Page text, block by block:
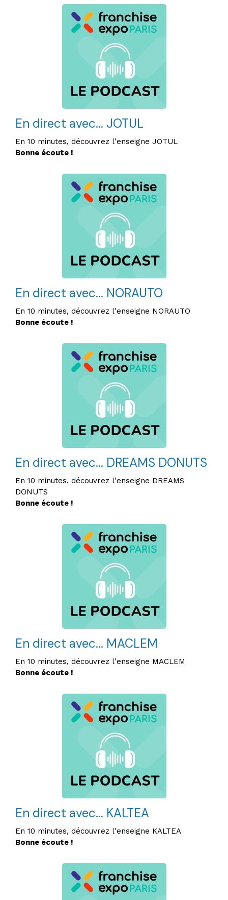
En direct avec... JOTUL
En 10 minutes, découvrez l'enseigne JOTUL
Bonne écoute !
En direct avec... NORAUTO
En 10 minutes, découvrez l'enseigne NORAUTO
Bonne écoute !
En direct avec... DREAMS DONUTS
En 10 minutes, découvrez l'enseigne DREAMS
DONUTS
Bonne écoute !
En direct avec... MACLEM
En 10 minutes, découvrez l'enseigne MACLEM
Bonne écoute !
En direct avec... KALTEA
En 10 minutes, découvrez l'enseigne KALTEA
Bonne écoute !